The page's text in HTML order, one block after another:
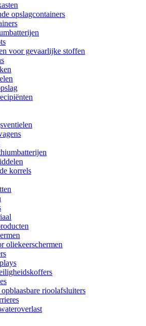
opslagcontainers
voor gevaarlijke stoffen
korrels
oliekeerschermen
opblaasbare rioolafsluiters